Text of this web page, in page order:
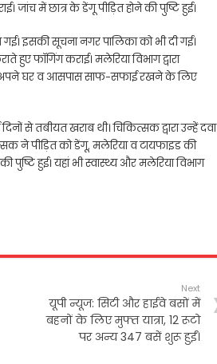
जांच में छात्र के डेंगू पीड़ित होने की पुष्टि हुई।
इसकी सूचना नगर पालिका को भी दी गई।
हुए फॉगिंग कराई। मलेरिया विभाग द्वारा
अपने घर व आसपास साफ-सफाई रखने के लिए
से तबीयत खराब थी। चिकित्सक द्वारा उन्हें दवा
ने पीड़ित को डेंगू, मलेरिया व टायफाइड की
पुष्टि हुई। यहां भी स्वास्थ्य और मलेरिया विभाग
Next
यूपी न्यूज: सिटी और हाईवे बसों में
बहनों के लिए मुफ्त यात्रा, 12 रूटो
पर अन्य 347 बसें शुरू हुईं।